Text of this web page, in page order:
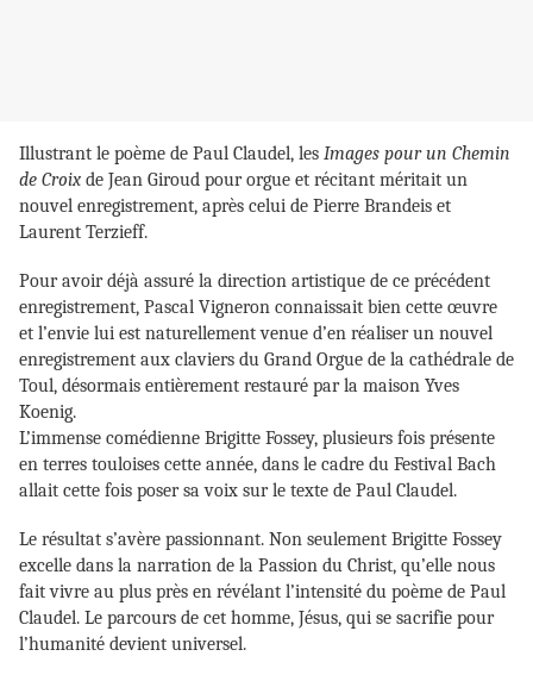
Illustrant le poème de Paul Claudel, les Images pour un Chemin
de Croix de Jean Giroud pour orgue et récitant méritait un
nouvel enregistrement, après celui de Pierre Brandeis et
Laurent Terzieff.
Pour avoir déjà assuré la direction artistique de ce précédent
enregistrement, Pascal Vigneron connaissait bien cette œuvre
et l’envie lui est naturellement venue d’en réaliser un nouvel
enregistrement aux claviers du Grand Orgue de la cathédrale de
Toul, désormais entièrement restauré par la maison Yves
Koenig.
L’immense comédienne Brigitte Fossey, plusieurs fois présente
en terres touloises cette année, dans le cadre du Festival Bach
allait cette fois poser sa voix sur le texte de Paul Claudel.
Le résultat s’avère passionnant. Non seulement Brigitte Fossey
excelle dans la narration de la Passion du Christ, qu’elle nous
fait vivre au plus près en révélant l’intensité du poème de Paul
Claudel. Le parcours de cet homme, Jésus, qui se sacrifie pour
l’humanité devient universel.